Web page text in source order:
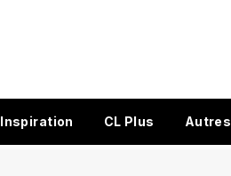
Inspiration CL Plus Autres